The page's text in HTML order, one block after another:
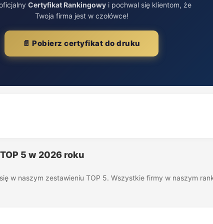
Certyfikat Rankingowyi pochwal się klientom, że
Twoja firma jest w czołówce!
📄 Pobierz certyfikat do druku
5 w 2026 roku
w naszym zestawieniu TOP 5. Wszystkie firmy w naszym